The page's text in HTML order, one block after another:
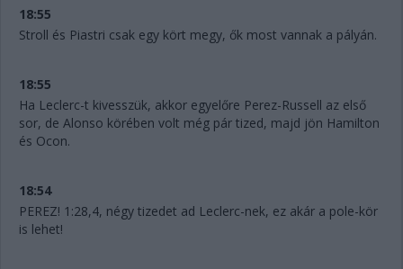
18:55
Stroll és Piastri csak egy kört megy, ők most vannak a pályán.
18:55
Ha Leclerc-t kivesszük, akkor egyelőre Perez-Russell az első
sor, de Alonso körében volt még pár tized, majd jön Hamilton
és Ocon.
18:54
PEREZ! 1:28,4, négy tizedet ad Leclerc-nek, ez akár a pole-kör
is lehet!